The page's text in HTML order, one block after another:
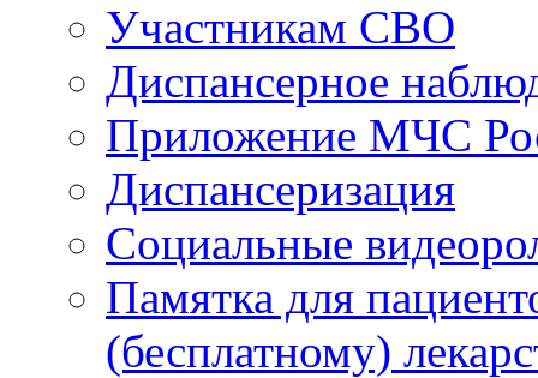
Участникам СВО
Диспансерное
Приложение МЧС
Диспансеризация
Социальные
Памятка для
(бесплатному)